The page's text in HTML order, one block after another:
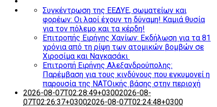
Συγκέντρωση της ΕΕΔΥΕ, σωματείων και
φορέων: Οι λαοί έχουν τη δύναμη! Καμιά θυσία
για τον πόλεμο και τα κέρδη!
Επιτροπής Ειρήνης Χανίων: Εκδήλωση για τα 81
χρόνια από τη ρίψη των ατομικών βομβών σε
Χιροσίμα και Ναγκασάκι
Επιτροπή Ειρήνης Αλεξανδρούπολης:
Παρέμβαση για τους κινδύνους που εγκυμονεί η
παρουσία της ΝΑΤΟικής βάσης στην περιοχή
2026-08-07T02:28:49+03002026-08-
07T02:26:37+03002026-08-07T02:24:48+0300